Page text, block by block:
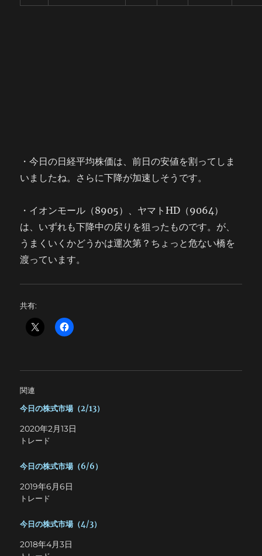
・今日の日経平均株価は、前日の安値を割ってしま
いましたね。さらに下降が加速しそうです。
・イオンモール（8905）、ヤマトHD（9064）
は、いずれも下降中の戻りを狙ったものです。が、
うまくいくかどうかは運次第？ちょっと危ない橋を
渡っています。
共有:
関連
今日の株式市場（2/13）
2020年2月13日
トレード
今日の株式市場（6/6）
2019年6月6日
トレード
今日の株式市場（4/3）
2018年4月3日